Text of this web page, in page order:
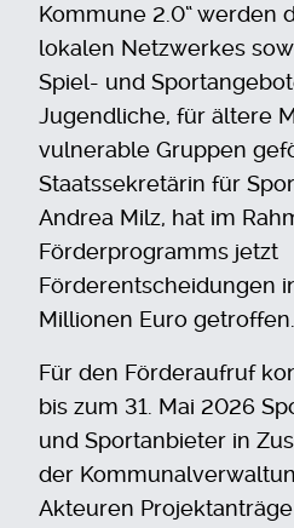
Kommune 2.0“ werden
lokalen Netzwerkes
Spiel- und
Jugendliche, für ältere
vulnerable Gruppen
Staatssekretärin für
Andrea Milz, hat im
Förderprogramms jetzt
Förderentscheidungen
Millionen Euro getroffen.
Für den Förderaufruf
bis zum 31. Mai 2026
und Sportanbieter in
der
Akteuren